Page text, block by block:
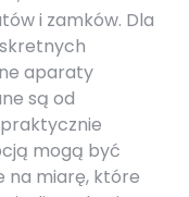
i zamków. Dla
aparaty
są od
mogą być
na miarę, które